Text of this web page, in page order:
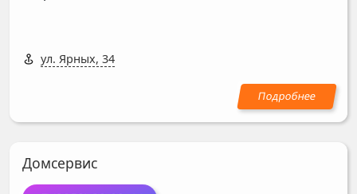
ул. Ярных, 34
Домсервис